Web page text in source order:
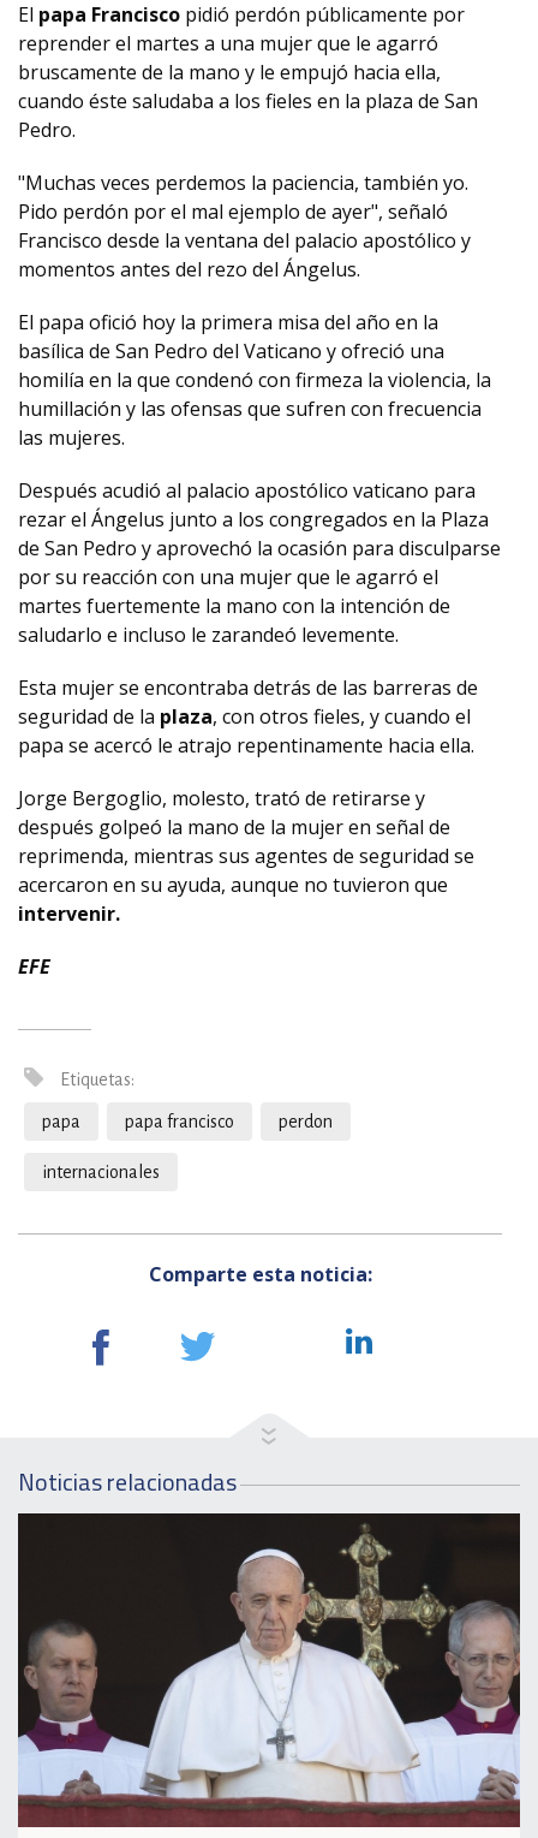
El papa Francisco pidió perdón públicamente por
reprender el martes a una mujer que le agarró
bruscamente de la mano y le empujó hacia ella,
cuando éste saludaba a los fieles en la plaza de San
Pedro.
"Muchas veces perdemos la paciencia, también yo.
Pido perdón por el mal ejemplo de ayer", señaló
Francisco desde la ventana del palacio apostólico y
momentos antes del rezo del Ángelus.
El papa ofició hoy la primera misa del año en la
basílica de San Pedro del Vaticano y ofreció una
homilía en la que condenó con firmeza la violencia, la
humillación y las ofensas que sufren con frecuencia
las mujeres.
Después acudió al palacio apostólico vaticano para
rezar el Ángelus junto a los congregados en la Plaza
de San Pedro y aprovechó la ocasión para disculparse
por su reacción con una mujer que le agarró el
martes fuertemente la mano con la intención de
saludarlo e incluso le zarandeó levemente.
Esta mujer se encontraba detrás de las barreras de
seguridad de la plaza, con otros fieles, y cuando el
papa se acercó le atrajo repentinamente hacia ella.
Jorge Bergoglio, molesto, trató de retirarse y
después golpeó la mano de la mujer en señal de
reprimenda, mientras sus agentes de seguridad se
acercaron en su ayuda, aunque no tuvieron que
intervenir.
EFE
Etiquetas:
papa papa francisco perdon
internacionales
Comparte esta noticia:
Noticias relacionadas